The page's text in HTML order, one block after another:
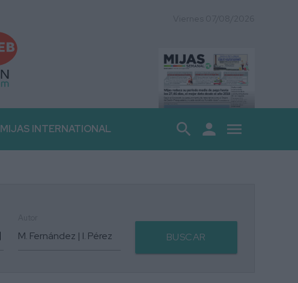
MIJAS INTERNATIONAL search person menu
BUSCAR